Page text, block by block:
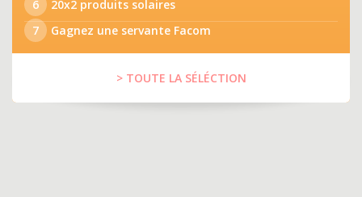
6
20x2 produits solaires
7
Gagnez une servante Facom
> TOUTE LA SÉLÉCTION